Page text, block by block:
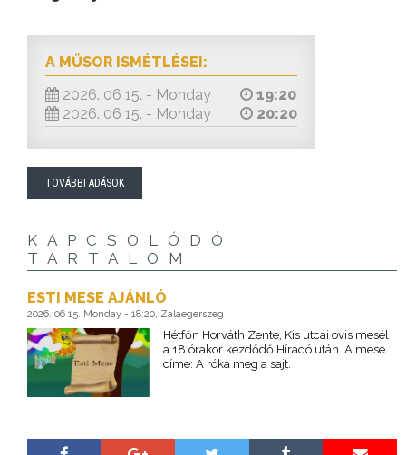
A MŰSOR ISMÉTLÉSEI:
2026. 06 15. - Monday
19:20
2026. 06 15. - Monday
20:20
TOVÁBBI ADÁSOK
KAPCSOLÓDÓ
TARTALOM
ESTI MESE AJÁNLÓ
2026. 06 15. Monday - 18:20, Zalaegerszeg
Hétfőn Horváth Zente, Kis utcai ovis mesél
a 18 órakor kezdődő Híradó után. A mese
címe: A róka meg a sajt.